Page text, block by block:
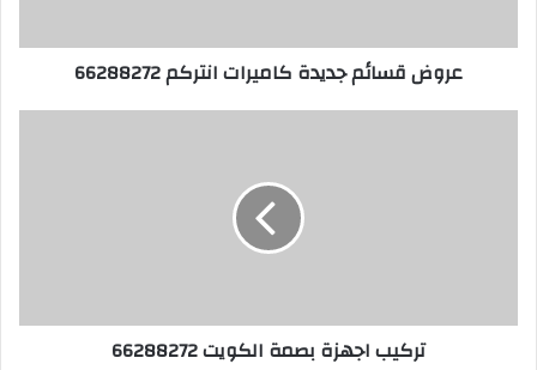
عروض قسائم جديدة كاميرات انتركم 66288272
تركيب اجهزة بصمة الكويت 66288272